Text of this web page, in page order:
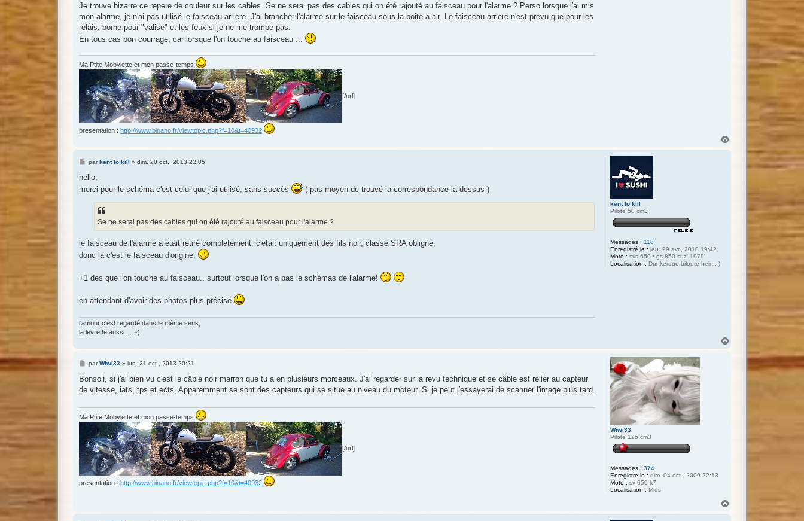
Je trouve bizarre ce repere de couleur sur les cables. Se ne serai pas des cables qui on été rajouté au faisceau pour l'alarme ? Perso lorsque j'ai mis
mon alarme, je n'ai pas utilisé le faisceau arriere. J'ai brancher l'alarme sur le faisceau sous la boite a air. Le faisceau arriere n'est prevu que pour les
relais, borne pour "valise" et les feux si je ne me trompe pas.
En tous cas bon courrage, car lorsque l'on touche au faisceau ...
Ma Ptite Mobylette et mon passe-temps
[/url]
presentation : http://www.binano.fr/viewtopic.php?f=10&t=40932
kent to kill
Pilote 50 cm3
Messages : 118
Enregistré le : jeu. 29 avr., 2010 19:42
Moto : svs 650 / gs 850 suz' 1979'
Localisation : Dunkerque biloute hein :-)
M
s
a
parkent to kill » dim. 20 oct., 2013 22:05
hello,
merci pour le schéma c'est celui que j'ai utilisé, sans succès
( pas moyen de trouvé la correspondance la dessus )
Se ne serai pas des cables qui on été rajouté au faisceau pour l'alarme ?
le faisceau de l'alarme a etait retiré completement, c'etait uniquement des fils noir, classe SRA obligne,
donc la c'est le faisceau d'origine,
+1 des que l'on touche au faisceau.. surtout lorsque l'on a pas le schémas de l'alarme!
en attendant d'avoir des photos plus précise
l'amour c'est regardé dans le même sens,
la levrette aussi ... :-)
Wiwi33
Pilote 125 cm3
Messages : 374
Enregistré le : dim. 04 oct., 2009 22:13
Moto : sv 650 k7
Localisation : Mios
M
s
a
parWiwi33» lun. 21 oct., 2013 20:21
Bonsoir, si j'ai bien vu c'est le câble noir marron que tu a en plusieurs morceaux. J'ai regarder sur la revu technique et se câble est relier au capteur
de vitesse, iats, tps et ects. Apparemment se sont des capteurs qui se situe au niveau du moteur. Si je peut j'essayerai de scanner l'image plus tard.
Ma Ptite Mobylette et mon passe-temps
[/url]
presentation : http://www.binano.fr/viewtopic.php?f=10&t=40932